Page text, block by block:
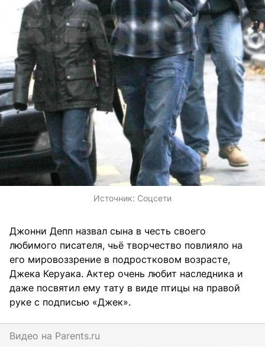
Источник: Соцсети
Джонни Депп назвал сына в честь своего
любимого писателя, чьё творчество повлияло на
его мировоззрение в подростковом возрасте,
Джека Керуака. Актер очень любит наследника и
даже посвятил ему тату в виде птицы на правой
руке с подписью «Джек».
Видео на parents.ru